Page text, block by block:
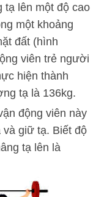
tạ lên một độ cao
một khoảng
đất (hình
viên trẻ người
hiện thành
tạ là 136kg.
động viên này
giữ tạ. Biết độ
tạ lên là